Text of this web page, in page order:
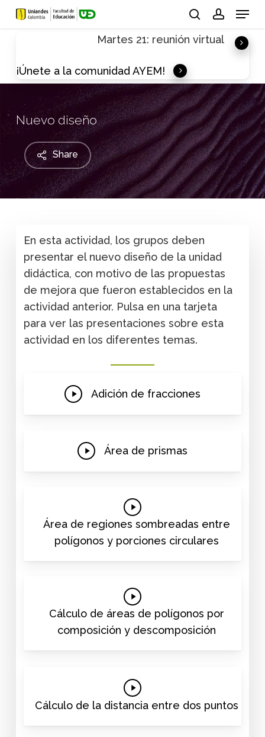
Skip
Menu
Martes 21: reunión virtual
¡Únete a la comunidad AYEM!
Nuevo diseño
Share
En esta actividad, los grupos deben
presentar el nuevo diseño de la unidad
didáctica, con motivo de las propuestas
de mejora que fueron establecidos en la
actividad anterior. Pulsa en una tarjeta
para ver las presentaciones sobre esta
actividad en los diferentes temas.
Play
Adición de fracciones
Play
Área de prismas
Play
Video
Área de regiones sombreadas entre
polígonos y porciones circulares
Play
Video
Cálculo de áreas de polígonos por
composición y descomposición
Play
Video
Cálculo de la distancia entre dos puntos